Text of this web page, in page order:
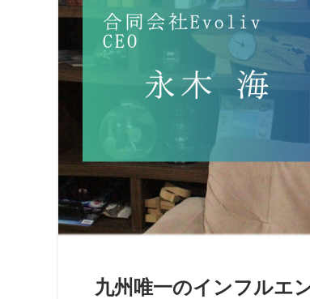
九州唯一のインフルエ